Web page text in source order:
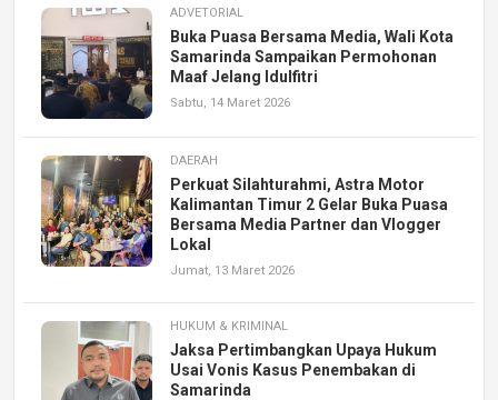
ADVETORIAL
Buka Puasa Bersama Media, Wali Kota
Samarinda Sampaikan Permohonan
Maaf Jelang Idulfitri
Sabtu, 14 Maret 2026
DAERAH
Perkuat Silahturahmi, Astra Motor
Kalimantan Timur 2 Gelar Buka Puasa
Bersama Media Partner dan Vlogger
Lokal
Jumat, 13 Maret 2026
HUKUM & KRIMINAL
Jaksa Pertimbangkan Upaya Hukum
Usai Vonis Kasus Penembakan di
Samarinda